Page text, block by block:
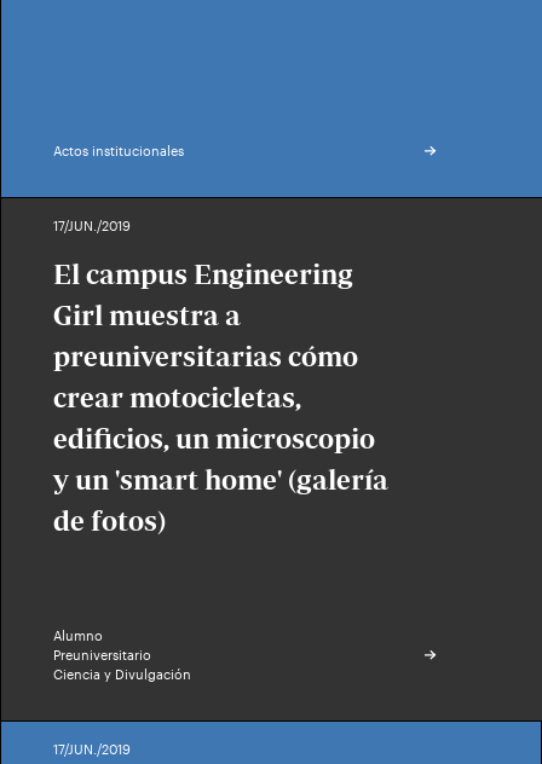
Actos institucionales
17/JUN./2019
El campus Engineering
Girl muestra a
preuniversitarias cómo
crear motocicletas,
edificios, un microscopio
y un 'smart home' (galería
de fotos)
Alumno
Preuniversitario
Ciencia y Divulgación
17/JUN./2019